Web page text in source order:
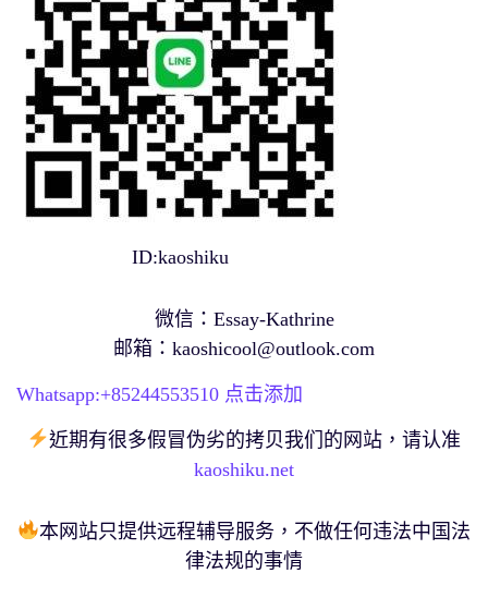
ID:kaoshiku
微信：Essay-Kathrine
邮箱： kaoshicool@outlook.com
Whatsapp:+85244553510 点击添加
近期有很多假冒伪劣的拷贝我们的网站，请认准
kaoshiku.net
本网站只提供远程辅导服务，不做任何违法中国法
律法规的事情